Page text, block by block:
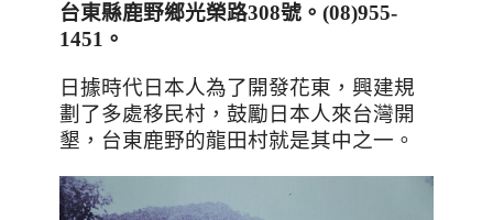
台東縣鹿野鄉光榮路308號。 (08)955-
1451 。
日據時代日本人為了開發花東，興建規
劃了多處移民村，鼓勵日本人來台灣開
墾，台東鹿野的龍田村就是其中之一。